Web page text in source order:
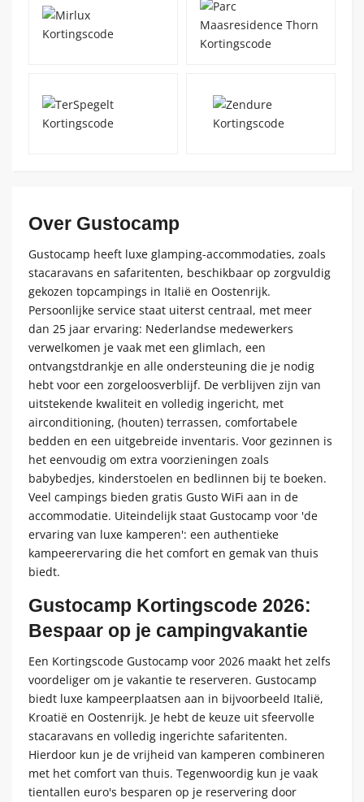
Over Gustocamp
Gustocamp heeft luxe glamping-accommodaties, zoals
stacaravans en safaritenten, beschikbaar op zorgvuldig
gekozen topcampings in Italië en Oostenrijk.
Persoonlijke service staat uiterst centraal, met meer
dan 25 jaar ervaring: Nederlandse medewerkers
verwelkomen je vaak met een glimlach, een
ontvangstdrankje en alle ondersteuning die je nodig
hebt voor een zorgeloosverblijf. De verblijven zijn van
uitstekende kwaliteit en volledig ingericht, met
airconditioning, (houten) terrassen, comfortabele
bedden en een uitgebreide inventaris. Voor gezinnen is
het eenvoudig om extra voorzieningen zoals
babybedjes, kinderstoelen en bedlinnen bij te boeken.
Veel campings bieden gratis Gusto WiFi aan in de
accommodatie. Uiteindelijk staat Gustocamp voor 'de
ervaring van luxe kamperen': een authentieke
kampeerervaring die het comfort en gemak van thuis
biedt.
Gustocamp Kortingscode 2026:
Bespaar op je campingvakantie
Een Kortingscode Gustocamp voor 2026 maakt het zelfs
voordeliger om je vakantie te reserveren. Gustocamp
biedt luxe kampeerplaatsen aan in bijvoorbeeld Italië,
Kroatië en Oostenrijk. Je hebt de keuze uit sfeervolle
stacaravans en volledig ingerichte safaritenten.
Hierdoor kun je de vrijheid van kamperen combineren
met het comfort van thuis. Tegenwoordig kun je vaak
tientallen euro's besparen op je reservering door